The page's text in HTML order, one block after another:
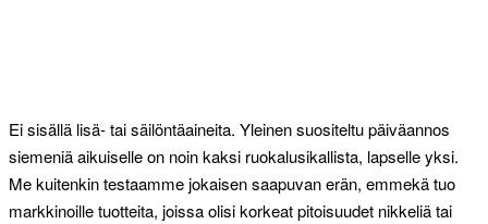
Ei sisällä lisä- tai säilöntäaineita. Yleinen suositeltu päiväannos
siemeniä aikuiselle on noin kaksi ruokalusikallista, lapselle yksi.
Me kuitenkin testaamme jokaisen saapuvan erän, emmekä tuo
markkinoille tuotteita, joissa olisi korkeat pitoisuudet nikkeliä tai